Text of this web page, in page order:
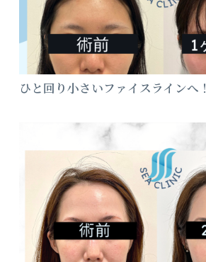
ひと回り小さいファイスラインへ！